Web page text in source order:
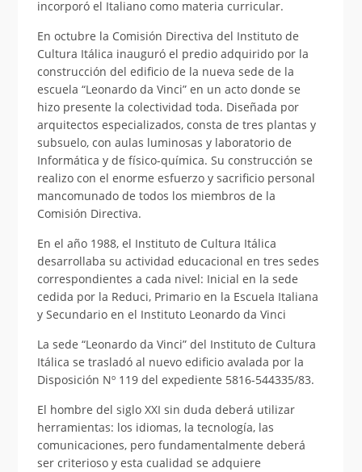
incorporó el Italiano como materia curricular.
En octubre la Comisión Directiva del Instituto de
Cultura Itálica inauguró el predio adquirido por la
construcción del edificio de la nueva sede de la
escuela “Leonardo da Vinci” en un acto donde se
hizo presente la colectividad toda. Diseñada por
arquitectos especializados, consta de tres plantas y
subsuelo, con aulas luminosas y laboratorio de
Informática y de físico-química. Su construcción se
realizo con el enorme esfuerzo y sacrificio personal
mancomunado de todos los miembros de la
Comisión Directiva.
En el año 1988, el Instituto de Cultura Itálica
desarrollaba su actividad educacional en tres sedes
correspondientes a cada nivel: Inicial en la sede
cedida por la Reduci, Primario en la Escuela Italiana
y Secundario en el Instituto Leonardo da Vinci
La sede “Leonardo da Vinci” del Instituto de Cultura
Itálica se trasladó al nuevo edificio avalada por la
Disposición Nº 119 del expediente 5816-544335/83.
El hombre del siglo XXI sin duda deberá utilizar
herramientas: los idiomas, la tecnología, las
comunicaciones, pero fundamentalmente deberá
ser criterioso y esta cualidad se adquiere